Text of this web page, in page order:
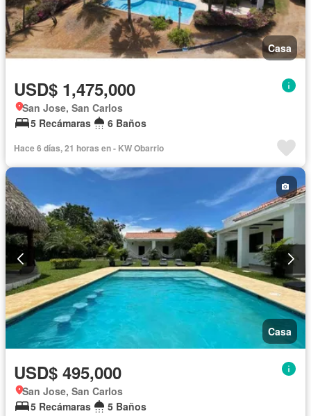
Casa
USD$ 1,475,000
San Jose, San Carlos
5 Recámaras
6 Baños
Hace 6 días, 21 horas en - KW Obarrio
Casa
USD$ 495,000
San Jose, San Carlos
5 Recámaras
5 Baños